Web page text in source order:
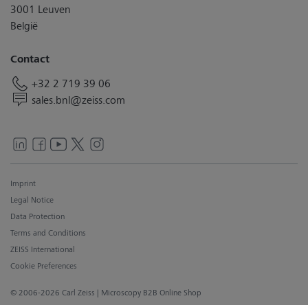
3001 Leuven
België
Contact
+32 2 719 39 06
sales.bnl@zeiss.com
© 2006-2026 Carl Zeiss | Microscopy B2B Online Shop
Imprint
Legal Notice
Data Protection
Terms and Conditions
ZEISS International
Cookie Preferences